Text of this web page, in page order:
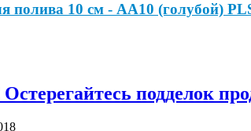
полива 10 см - АА10 (голубой)
подделок